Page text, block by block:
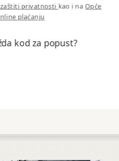
privatnosti kao i na Opće
plaćanju
kod za popust?